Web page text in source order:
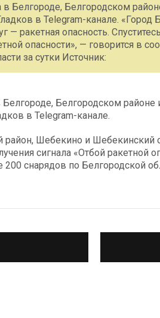
в Белгороде, Белгородском
в Telegram-канале. «Город
ракетная опасность.
опасности», — говорится в
за сутки Источник:
Белгороде, Белгородском
в Telegram-канале.
Шебекино и Шебекинский
сигнала «Отбой ракетной
снарядов по Белгородской